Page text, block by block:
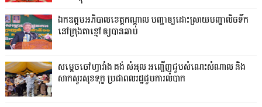
ឯកឧត្តមអភិបាលខេត្តកណ្ដាល បញ្ជាឲ្យដោះស្រាយបញ្ហាលិចទឹក
នៅក្រុងតាខ្មៅ ឲ្យបានឆាប់
សម្តេចចៅហ្វាវាំង គង់ សំអុល អញ្ជើញជួបសំណេះសំណាល និង
សាកសួរសុខទុក្ខ ប្រជាពលរដ្ឋជួបការលំបាក